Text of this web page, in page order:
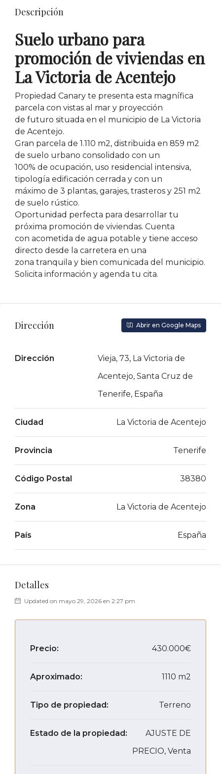
Descripción
Suelo urbano para
promoción de viviendas en
La Victoria de Acentejo
Propiedad Canary te presenta esta magnífica
parcela con vistas al mar y proyección
de futuro situada en el municipio de La Victoria
de Acentejo.
Gran parcela de 1.110 m2, distribuida en 859 m2
de suelo urbano consolidado con un
100% de ocupación, uso residencial intensiva,
tipología edificación cerrada y con un
máximo de 3 plantas, garajes, trasteros y 251 m2
de suelo rústico.
Oportunidad perfecta para desarrollar tu
próxima promoción de viviendas. Cuenta
con acometida de agua potable y tiene acceso
directo desde la carretera en una
zona tranquila y bien comunicada del municipio.
Solicita información y agenda tu cita.
Dirección Abrir en Google Maps
Dirección
Vieja, 73, La Victoria de
Acentejo, Santa Cruz de
Tenerife, España
Ciudad La Victoria de Acentejo
Provincia Tenerife
Código Postal 38380
Zona La Victoria de Acentejo
País España
Detalles
Updated on mayo 29, 2026 en 2:27 pm
Precio: 430.000€
Aproximado: 1110 m2
Tipo de propiedad: Terreno
Estado de la propiedad:
AJUSTE DE
PRECIO, Venta